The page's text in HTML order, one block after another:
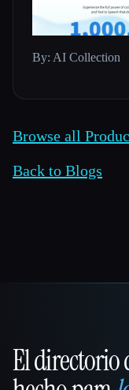
By: AI Collection
Browse all
Back to Blogs
That AI
El directorio